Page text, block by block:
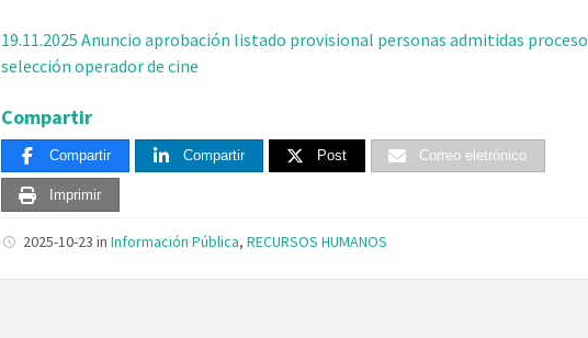
19.11.2025 Anuncio aprobación listado provisional personas admitidas proceso
selección operador de cine
Compartir
Compartir Compartir Post Correo eletrónico
Imprimir
2025-10-23inInformación Pública,RECURSOS HUMANOS